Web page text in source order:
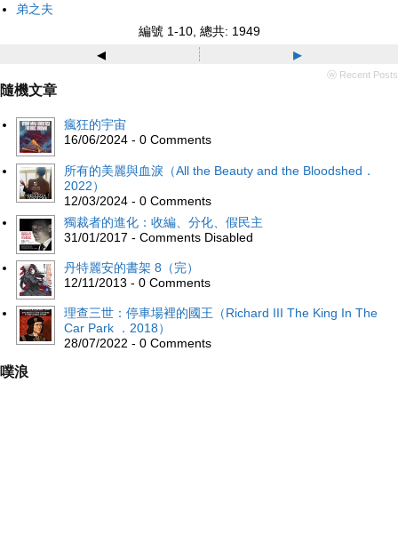
弟之夫
編號 1-10, 總共: 1949
◂ ▸
ⓦ Recent Posts
隨機文章
瘋狂的宇宙
16/06/2024 - 0 Comments
所有的美麗與血淚（All the Beauty and the Bloodshed．
2022）
12/03/2024 - 0 Comments
獨裁者的進化：收編、分化、假民主
31/01/2017 - Comments Disabled
丹特麗安的書架 8（完）
12/11/2013 - 0 Comments
理查三世：停車場裡的國王（Richard III The King In The
Car Park ．2018）
28/07/2022 - 0 Comments
噗浪